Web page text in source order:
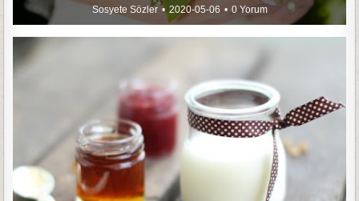
Sosyete Sözler 2020-05-06 0 Yorum